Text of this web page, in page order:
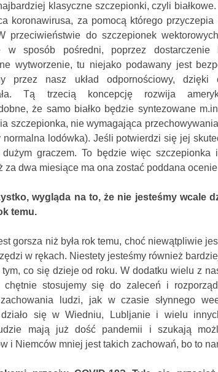
klasyczne szczepionki, czyli
koronawirusa, za pomocą którego
przeciwieństwie do szczepionek
w sposób pośredni, poprzez dostarczenie
wytworzenie, tu niejako podawany jest
przez nasz układ odpornościowy,
Tą trzecią koncepcję rozwija
że samo białko będzie syntezowane
szczepionka, nie wymagająca
normalna lodówka). Jeśli potwierdzi się jej
dużym graczem. To będzie więc szczepionka
za dwa miesiące ma ona zostać poddana
wygląda na to, że nie jesteśmy wcale
temu.
gorsza niż była rok temu, choć niewątpliwie
w rękach. Niestety jesteśmy również
co się dzieje od roku. W dodatku wielu z
chętnie stosujemy się do zaleceń i
ludzi, jak w czasie słynnego
się w Wiedniu, Lubljanie i wielu
mają już dość pandemii i szukają
i Niemców mniej jest takich zachowań, bo to